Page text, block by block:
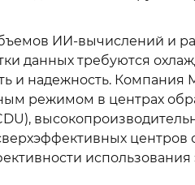
ИИ-вычислений и
данных требуются
и надежность. Компания
режимом в центрах
использования